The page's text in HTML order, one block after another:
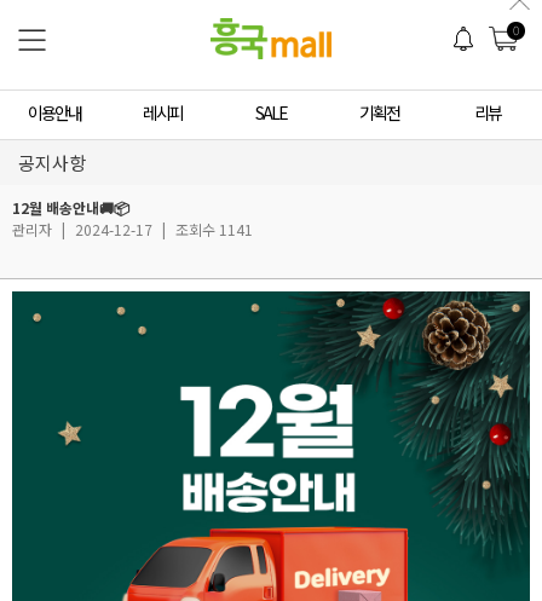
0
이용안내 레시피 SALE 기획전 리뷰
공지사항
12월 배송안내🚚📦
관리자 | 2024-12-17 | 조회수 1141